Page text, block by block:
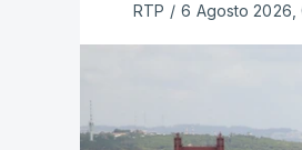
RTP / 6 Agosto 2026,